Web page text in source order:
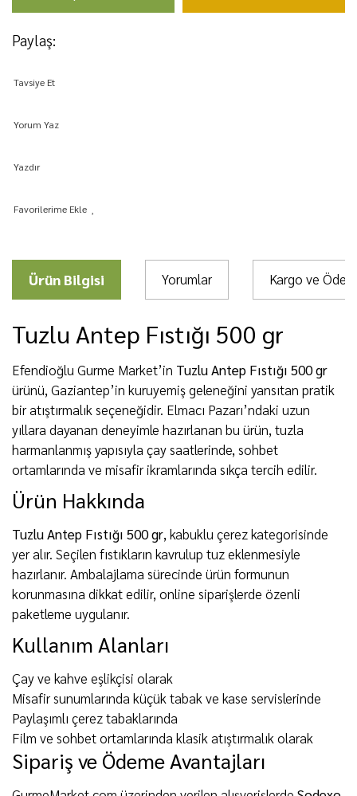
Paylaş:
Tavsiye Et
Yorum Yaz
Yazdır
Ürün Bilgisi Yorumlar Kargo ve
Tuzlu Antep Fıstığı 500 gr
Efendioğlu Gurme Market’in Tuzlu Antep Fıstığı 500 gr
ürünü, Gaziantep’in kuruyemiş geleneğini yansıtan pratik
bir atıştırmalık seçeneğidir. Elmacı Pazarı’ndaki uzun
yıllara dayanan deneyimle hazırlanan bu ürün, tuzla
harmanlanmış yapısıyla çay saatlerinde, sohbet
ortamlarında ve misafir ikramlarında sıkça tercih edilir.
Ürün Hakkında
Tuzlu Antep Fıstığı 500 gr, kabuklu çerez kategorisinde
yer alır. Seçilen fıstıkların kavrulup tuz eklenmesiyle
hazırlanır. Ambalajlama sürecinde ürün formunun
korunmasına dikkat edilir, online siparişlerde özenli
paketleme uygulanır.
Kullanım Alanları
Çay ve kahve eşlikçisi olarak
Misafir sunumlarında küçük tabak ve kase servislerinde
Paylaşımlı çerez tabaklarında
Film ve sohbet ortamlarında klasik atıştırmalık olarak
Sipariş ve Ödeme Avantajları